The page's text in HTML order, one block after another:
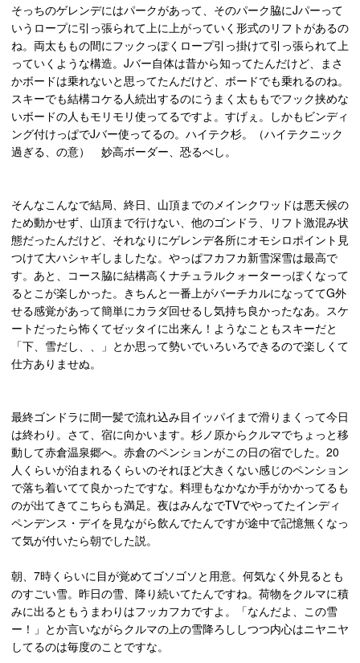
そっちのゲレンデにはパークがあって、そのパーク脇にJパーって
いうロープに引っ張られて上に上がっていく形式のリフトがあるの
ね。両太ももの間にフックっぽくロープ引っ掛けて引っ張られて上
っていくような構造。Jバー自体は昔から知ってたんだけど、まさ
かボードは乗れないと思ってたんだけど、ボードでも乗れるのね。
スキーでも結構コケる人続出するのにうまく太ももでフック挟めな
いボードの人もモリモリ使ってるですよ。すげぇ。しかもビンディ
ング付けっぱでJバー使ってるの。ハイテク杉。（ハイテクニック
過ぎる、の意） 妙高ボーダー、恐るべし。
そんなこんなで結局、終日、山頂までのメインクワッドは悪天候の
ため動かせず、山頂まで行けない、他のゴンドラ、リフト激混み状
態だったんだけど、それなりにゲレンデ各所にオモシロポイント見
つけて大ハシャギしましたな。やっぱフカフカ新雪深雪は最高で
す。あと、コース脇に結構高くナチュラルクォーターっぽくなって
るとこが楽しかった。きちんと一番上がバーチカルになっててG外
せる感覚があって簡単にカラダ回せるし気持ち良かったなあ。スケ
ートだったら怖くてゼッタイに出来ん！ようなこともスキーだと
「下、雪だし、、」とか思って勢いでいろいろできるので楽しくて
仕方ありませぬ。
最終ゴンドラに間一髪で流れ込み目イッパイまで滑りまくって今日
は終わり。さて、宿に向かいます。杉ノ原からクルマでちょっと移
動して赤倉温泉郷へ。赤倉のペンションがこの日の宿でした。20
人くらいが泊まれるくらいのそれほど大きくない感じのペンション
で落ち着いてて良かったですな。料理もなかなか手がかかってるも
のが出てきてこちらも満足。夜はみんなでTVでやってたインディ
ペンデンス・デイを見ながら飲んでたんですが途中で記憶無くなっ
て気が付いたら朝でした説。
朝、7時くらいに目が覚めてゴソゴソと用意。何気なく外見るとも
のすごい雪。昨日の雪、降り続いてたんですね。荷物をクルマに積
みに出るともうまわりはフッカフカですよ。「なんだよ、この雪
ー！」とか言いながらクルマの上の雪降ろししつつ内心はニヤニヤ
してるのは毎度のことですな。